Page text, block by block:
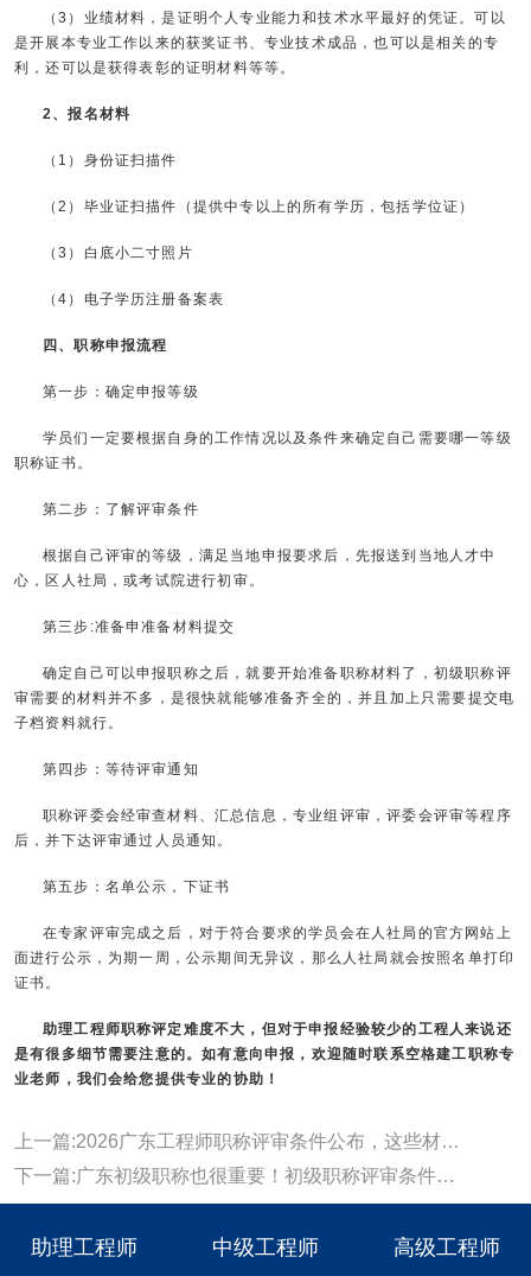
（3）业绩材料，是证明个人专业能力和技术水平最好的凭证。可以
是开展本专业工作以来的获奖证书、专业技术成品，也可以是相关的专
利，还可以是获得表彰的证明材料等等。
2、报名材料
（1）身份证扫描件
（2）毕业证扫描件（提供中专以上的所有学历，包括学位证）
（3）白底小二寸照片
（4）电子学历注册备案表
四、职称申报流程
第一步：确定申报等级
学员们一定要根据自身的工作情况以及条件来确定自己需要哪一等级
职称证书。
第二步：了解评审条件
根据自己评审的等级，满足当地申报要求后，先报送到当地人才中
心，区人社局，或考试院进行初审。
第三步:准备申准备材料提交
确定自己可以申报职称之后，就要开始准备职称材料了，初级职称评
审需要的材料并不多，是很快就能够准备齐全的，并且加上只需要提交电
子档资料就行。
第四步：等待评审通知
职称评委会经审查材料、汇总信息，专业组评审，评委会评审等程序
后，并下达评审通过人员通知。
第五步：名单公示，下证书
在专家评审完成之后，对于符合要求的学员会在人社局的官方网站上
面进行公示，为期一周，公示期间无异议，那么人社局就会按照名单打印
证书。
助理工程师职称评定难度不大，但对于申报经验较少的工程人来说还
是有很多细节需要注意的。如有意向申报，欢迎随时联系空格建工职称专
业老师，我们会给您提供专业的协助！
上一篇:2026广东工程师职称评审条件公布，这些材料提前准备
下一篇:广东初级职称也很重要！初级职称评审条件和办理流程指南！
助理工程师 中级工程师 高级工程师